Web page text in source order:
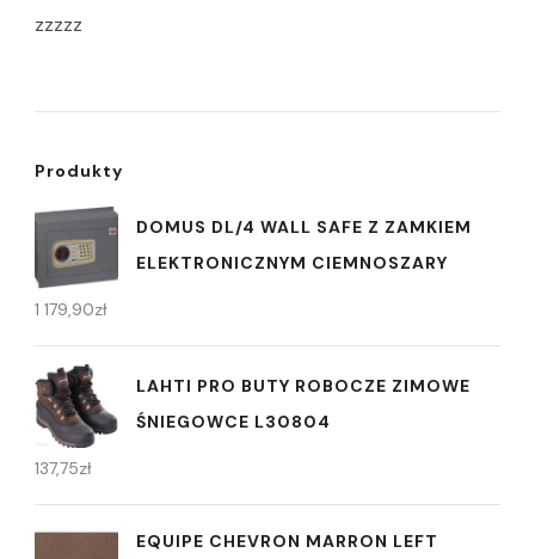
zzzzz
Produkty
DOMUS DL/4 WALL SAFE Z ZAMKIEM
ELEKTRONICZNYM CIEMNOSZARY
1 179,90zł
LAHTI PRO BUTY ROBOCZE ZIMOWE
ŚNIEGOWCE L30804
137,75zł
EQUIPE CHEVRON MARRON LEFT